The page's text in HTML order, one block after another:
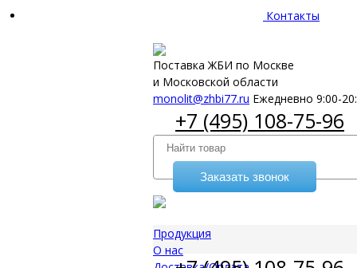
Контакты
Поставка ЖБИ по Москве
и Московской области
monolit@zhbi77.ru Ежедневно 9:00-
+7 (495) 108-75-96
Заказать звонок
Продукция
О нас